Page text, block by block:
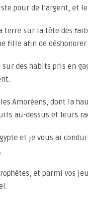
pour de l’argent, et
terre sur la tête des
fille afin de
sur des habits pris en
Amoréens, dont la
au-dessus et leurs
et je vous ai
et parmi vos